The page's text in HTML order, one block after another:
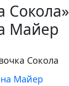
Сокола»
Майер
Сокола
Майер